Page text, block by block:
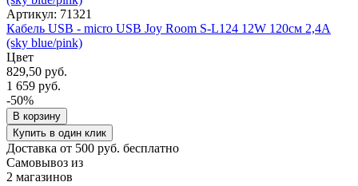
Артикул: 71321
Кабель USB - micro USB Joy Room S-L124 12W 120см 2,4A
(sky blue/pink)
Цвет
829,50 руб.
1 659 руб.
-50%
В корзину
Купить в один клик
Доставка от 500 руб. бесплатно
Самовывоз из
2 магазинов